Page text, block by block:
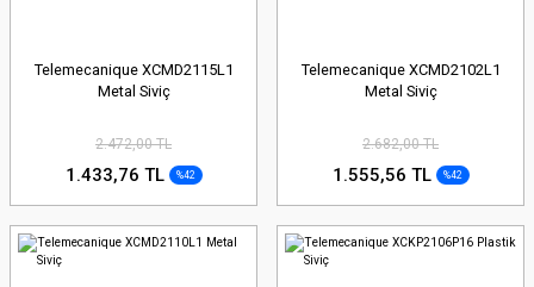
Telemecanique XCMD2115L1
Metal Siviç
2.472,00 TL
1.433,76 TL %42
Telemecanique XCMD2102L1
Metal Siviç
2.682,00 TL
1.555,56 TL %42